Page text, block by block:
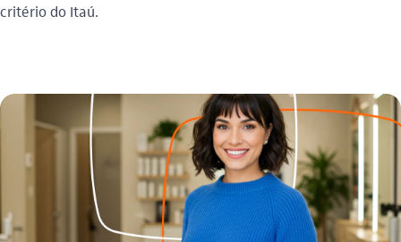
critério do Itaú.